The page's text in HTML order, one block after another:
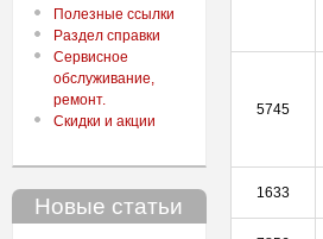
Полезные ссылки
Раздел справки
Сервисное
обслуживание,
ремонт.
Скидки и акции
Новые статьи
5745
1633